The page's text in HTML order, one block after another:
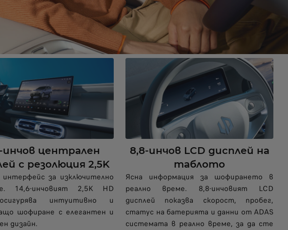
инчов централен
с резолюция 2,5K
за изключително
14,6-инчовият 2,5K HD
интуитивно и
шофиране с елегантен и
дизайн.
8,8-инчов LCD дисплей на
таблото
Ясна информация за шофирането в
реално време. 8,8-инчовият LCD
дисплей показва скорост, пробег,
статус на батерията и данни от ADAS
системата в реално време, за да сте